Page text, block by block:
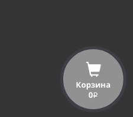
Корзина
0i